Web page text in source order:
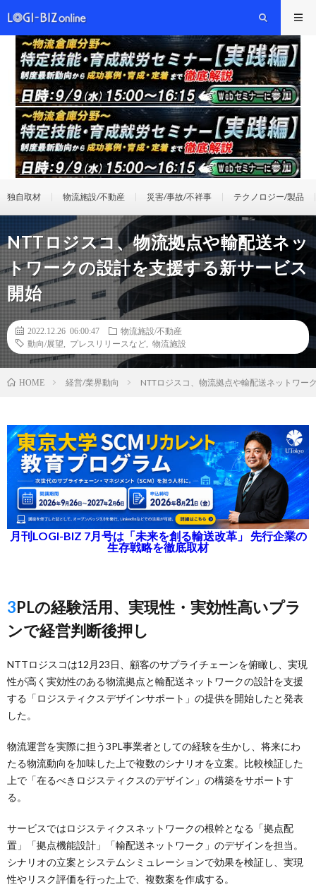
独自取材 物流施設/不動産 災害/事故/不祥事 テクノロジー/製品
NTTロジスコ、物流拠点や輸配送ネッ
トワークの設計を支援する新サービス
開始
2022.12.26 06:00:47
物流施設/不動産
動向/展望
プレスリリースなど 物流施設
HOME 経営/業界動向 NTTロジスコ、物流拠点や輸配送ネットワー
月刊LOGI-BIZ 7月号は「未来を創る輸送改革」 先行企業の
生存戦略を徹底取材
3PLの経験活用、実現性・実効性高いプラ
ンで経営判断後押し
NTTロジスコは12月23日、顧客のサプライチェーンを俯瞰し、実現
性が高く実効性のある物流拠点と輸配送ネットワークの設計を支援
する「ロジスティクスデザインサポート」の提供を開始したと発表
した。
物流運営を実際に担う3PL事業者としての経験を生かし、将来にわ
たる物流動向を加味した上で複数のシナリオを立案。比較検証した
上で「在るべきロジスティクスのデザイン」の構築をサポートす
る。
サービスではロジスティクスネットワークの根幹となる「拠点配
置」「拠点機能設計」「輸配送ネットワーク」のデザインを担当。
シナリオの立案とシステムシミュレーションで効果を検証し、実現
性やリスク評価を行った上で、複数案を作成する。